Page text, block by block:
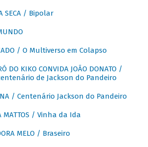
SECA / Bipolar
/ O Multiverso em Colapso
DO KIKO CONVIDA JOÃO DONATO /
de Jackson do Pandeiro
/ Centenário Jackson do Pandeiro
MATTOS / Vinha da Ida
MELO / Braseiro